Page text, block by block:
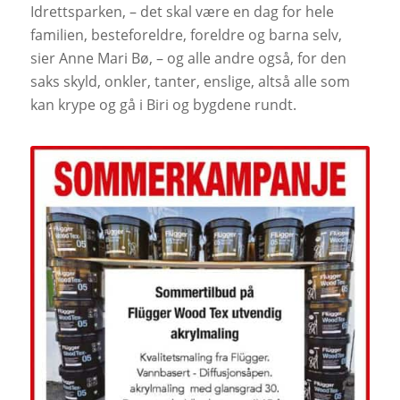
Idrettsparken, – det skal være en dag for hele
familien, besteforeldre, foreldre og barna selv,
sier Anne Mari Bø, – og alle andre også, for den
saks skyld, onkler, tanter, enslige, altså alle som
kan krype og gå i Biri og bygdene rundt.